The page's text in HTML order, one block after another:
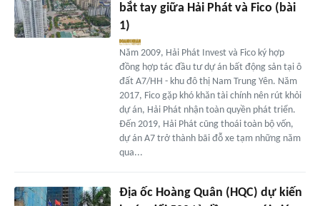
bắt tay giữa Hải Phát và Fico (bài
1)
Năm 2009, Hải Phát Invest và Fico ký hợp
đồng hợp tác đầu tư dự án bất động sản tại ô
đất A7/HH - khu đô thị Nam Trung Yên. Năm
2017, Fico gặp khó khăn tài chính nên rút khỏi
dự án, Hải Phát nhận toàn quyền phát triển.
Đến 2019, Hải Phát cũng thoái toàn bộ vốn,
dự án A7 trở thành bãi đỗ xe tạm những năm
qua...
Địa ốc Hoàng Quân (HQC) dự kiến